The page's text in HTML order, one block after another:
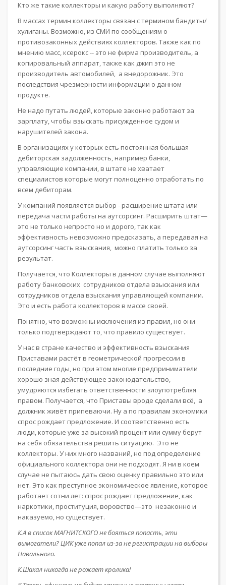
Кто же такие коллекторы и какую работу выполняют?
В массах термин коллекторы связан с термином бандиты/
хулиганы. Возможно, из СМИ по сообщениям о
противозаконных действиях коллекторов. Также как по
мнению масс, ксерокс -- это не фирма производитель, а
копировальный аппарат, также как джип это не
производитель автомобилей, а внедорожник. Это
последствия чрезмерности информации о данном
продукте.
Не надо путать людей, которые законно работают за
зарплату, чтобы взыскать присужденное судом и
нарушителей закона.
В организациях у которых есть постоянная большая
дебиторская задолженность, например банки,
управляющие компании, в штате не хватает
специалистов которые могут полноценно отработать по
всем дебиторам.
У компаний появляется выбор - расширение штата или
передача части работы на аутсорсинг. Расширить штат—
это не только непросто но и дорого, так как
эффективность невозможно предсказать, а передавая на
аутсорсинг часть взыскания, можно платить только за
результат.
Получается, что Коллекторы в данном случае выполняют
работу банковских сотрудников отдела взыскания или
сотрудников отдела взыскания управляющей компании.
Это и есть работа коллекторов в массе своей.
Понятно, что возможны исключения из правил, но они
только подтверждают то, что правило существует.
У нас в стране качество и эффективность взыскания
Приставами растёт в геометрической прогрессии в
последние годы, но при этом многие предприниматели
хорошо зная действующее законодательство,
умудряются избегать ответственности злоупотребляя
правом. Получается, что Приставы вроде сделали всё, а
должник живёт припеваючи. Ну а по правилам экономики
спрос рождает предложение. И соответственно есть
люди, которые уже за высокий процент или сумму берут
на себя обязательства решить ситуацию. Это не
коллекторы. У них много названий, но под определение
официального коллектора они не подходят. Я ни в коем
случае не пытаюсь дать свою оценку правильно это или
нет. Это как преступное экономическое явление, которое
работает сотни лет: спрос рождает предложение, как
наркотики, проституция, воровство—это незаконно и
наказуемо, но существует.
К.А в список МАГНИТСКОГО не бояться попасть, эти
вымогатели? ЦИК уже попал из-за не регистрации на выборы
Навального.
К.Шакал никогда не рожает кролика!